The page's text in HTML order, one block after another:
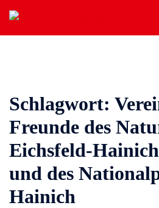
Zum
Inhalt
springen
Schlagwort:
Freunde des
Eichsfeld-
und des
Hainich